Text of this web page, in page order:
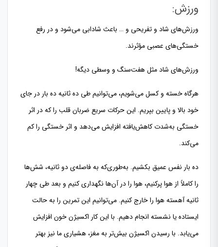
ورزش:
ورزش‌های شاد و تفریحی و … باعث شادابی می‌شود و در رفع
خستگی‌های عصبی مؤثرند.
ورزش‌های شاد مثل هفت‌سنگ و وسطی دیگه!
هرگاه خسته و کسل می‌شویم، می‌توانیم طی ده ثانیه ده بار در جای
خود بالا و پایین بپریم. این حرکات سریع ضربان قلب را که در اثر
خستگی به‌شدت کاهش‌یافته افزایش می‌دهد و اثر خستگی را کم
می‌کند.
ده بار نفس عمیق بکشیم. به‌طوری‌که به فاصله‌ی دو ثانیه، شش‌ها
را کاملاً از هوا پرکنیم، هوا را در آن‌ها نگهداری کنیم و بعد طی چهار
ثانیه آهسته هوا را خارج کنیم. می‌توانیم این تمرین را به حالت
ایستاده یا نشسته انجام دهیم. با این کار اکسیژن خون افزایش
می‌یابد. با رسیدن اکسیژن بیش‌تر به مغز، هشیاری ما نیز بهتر